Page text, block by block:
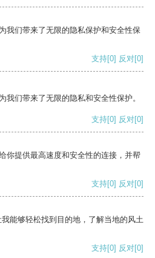
我们带来了无限的隐私保护和安全性保
支持[0] 反对[0]
我们带来了无限的隐私和安全性保护。
支持[0] 反对[0]
你提供最高速度和安全性的连接，并帮
支持[0] 反对[0]
能够轻松找到目的地，了解当地的风土
支持[0] 反对[0]